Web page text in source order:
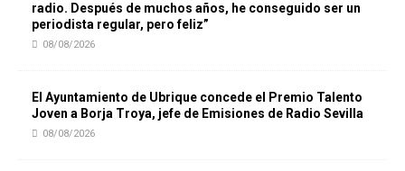
radio. Después de muchos años, he conseguido ser un
periodista regular, pero feliz”
08/08/2026
El Ayuntamiento de Ubrique concede el Premio Talento
Joven a Borja Troya, jefe de Emisiones de Radio Sevilla
08/08/2026